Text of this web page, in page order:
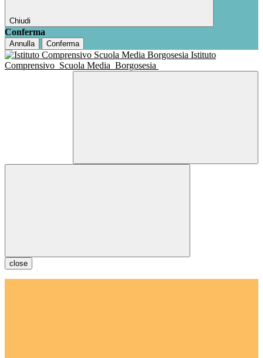
Chiudi
Conferma
Annulla Conferma
Istituto
Comprensivo Scuola Media Borgosesia
close